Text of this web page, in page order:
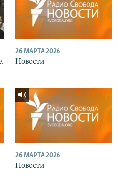
26 МАРТА 2026
Новости
26 МАРТА 2026
Новости